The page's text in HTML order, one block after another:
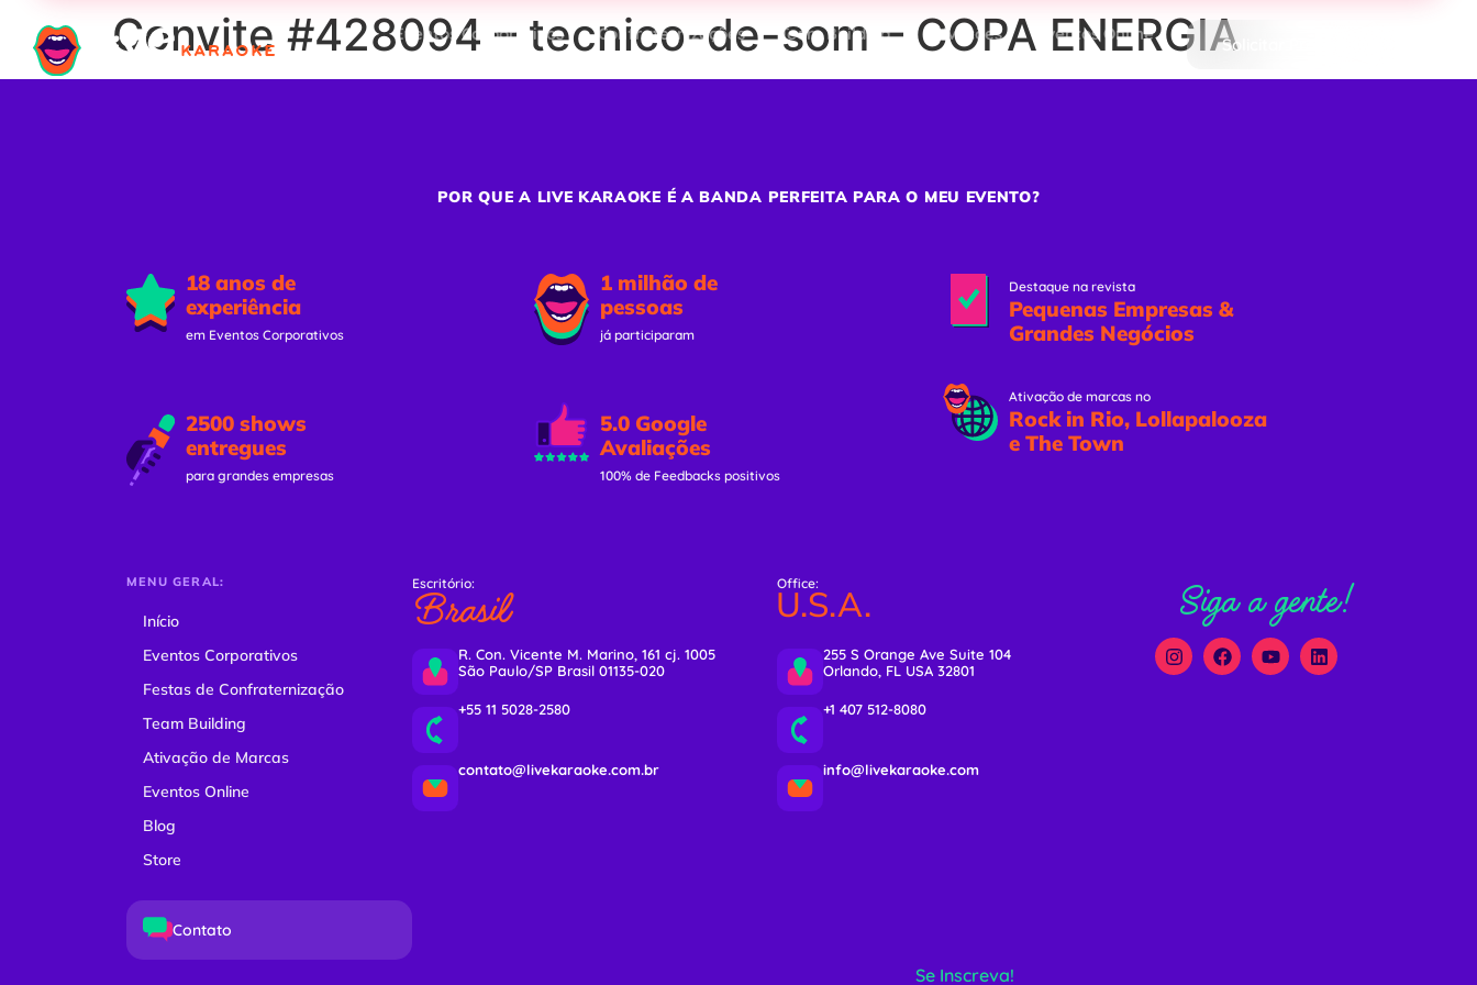
Eventos Corporativos Confraternizações Team Building Ativações Eventos Online
Solicitar Proposta
Convite #428094 – tecnico-de-som – COPA ENERGIA
POR QUE A LIVE KARAOKE É A BANDA PERFEITA PARA O MEU EVENTO?
18 anos de
experiência
em Eventos Corporativos
2500 shows
entregues
para grandes empresas
1 milhão de
pessoas
já participaram
5.0 Google
Avaliações
100% de Feedbacks positivos
Destaque na revista
Pequenas Empresas &
Grandes Negócios
Ativação de marcas no
Rock in Rio, Lollapalooza
e The Town
MENU GERAL:
Início
Eventos Corporativos
Festas de Confraternização
Team Building
Ativação de Marcas
Eventos Online
Blog
Store
Contato
Escritório:
Brasil
R. Con. Vicente M. Marino, 161 cj. 1005
São Paulo/SP Brasil 01135-020
+55 11 5028-2580
contato@livekaraoke.com.br
Office:
U.S.A.
255 S Orange Ave Suite 104
Orlando, FL USA 32801
+1 407 512-8080
info@livekaraoke.com
Siga a gente!
Se Inscreva!